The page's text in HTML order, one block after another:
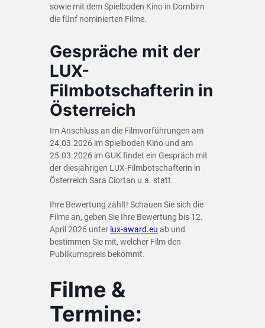
sowie mit dem Spielboden Kino in Dornbirn
die fünf nominierten Filme.
Gespräche mit der
LUX-
Filmbotschafterin in
Österreich
Im Anschluss an die Filmvorführungen am
24.03.2026 im Spielboden Kino und am
25.03.2026 im GUK findet ein Gespräch mit
der diesjährigen LUX-Filmbotschafterin in
Österreich Sara Ciortan u.a. statt.
Ihre Bewertung zählt! Schauen Sie sich die
Filme an, geben Sie Ihre Bewertung bis 12.
April 2026 unter lux-award.eu ab und
bestimmen Sie mit, welcher Film den
Publikumspreis bekommt.
Filme &
Termine: